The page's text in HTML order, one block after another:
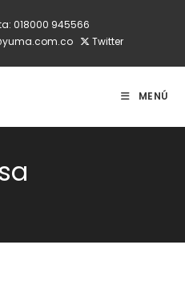
018000 945566
Twitter
MENÚ